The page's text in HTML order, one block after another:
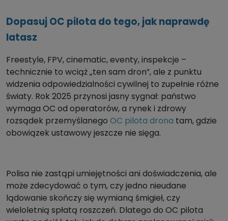
Dopasuj OC pilota do tego, jak naprawdę
latasz
Freestyle, FPV, cinematic, eventy, inspekcje –
technicznie to wciąż „ten sam dron”, ale z punktu
widzenia odpowiedzialności cywilnej to zupełnie różne
światy. Rok 2025 przynosi jasny sygnał: państwo
wymaga OC od operatorów, a rynek i zdrowy
rozsądek przemyślanego OC pilota drona tam, gdzie
obowiązek ustawowy jeszcze nie sięga.
Polisa nie zastąpi umiejętności ani doświadczenia, ale
może zdecydować o tym, czy jedno nieudane
lądowanie skończy się wymianą śmigieł, czy
wieloletnią spłatą roszczeń. Dlatego do OC pilota